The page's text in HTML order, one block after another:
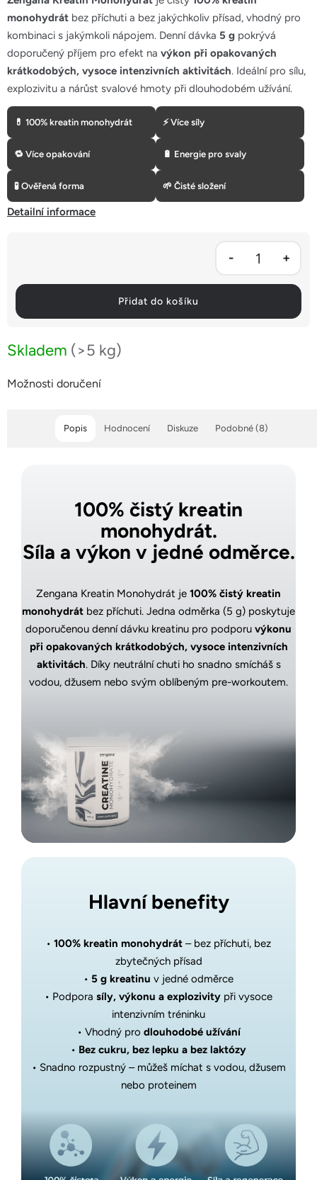
hvězdiček.
Skladem (>5 kg)
Možnosti doručení
Přidat do košíku
monohydrát bez příchuti a bez jakýchkoliv přísad, vhodný pro
kombinaci s jakýmkoli nápojem. Denní dávka 5 g pokrývá
doporučený příjem pro efekt na výkon při opakovaných
krátkodobých, vysoce intenzivních aktivitách. Ideální pro sílu,
explozivitu a nárůst svalové hmoty při dlouhodobém užívání.
💊 100% kreatin monohydrát ⚡ Více síly
🔁 Více opakování 🔋 Energie pro svaly
🧪 Ověřená forma 🌱 Čisté složení
Detailní informace
Popis Podobné (8)
Hodnocení Diskuze
100% čistý kreatin
monohydrát.
Síla a výkon v jedné odměrce.
Zengana Kreatin Monohydrát je 100% čistý kreatin
monohydrát bez příchuti. Jedna odměrka (5 g) poskytuje
doporučenou denní dávku kreatinu pro podporu výkonu
při opakovaných krátkodobých, vysoce intenzivních
aktivitách. Díky neutrální chuti ho snadno smícháš s
vodou, džusem nebo svým oblíbeným pre-workoutem.
Hlavní benefity
• 100% kreatin monohydrát – bez příchuti, bez
zbytečných přísad
• 5 g kreatinu v jedné odměrce
• Podpora síly, výkonu a explozivity při vysoce
intenzivním tréninku
• Vhodný pro dlouhodobé užívání
• Bez cukru, bez lepku a bez laktózy
• Snadno rozpustný – můžeš míchat s vodou, džusem
nebo proteinem